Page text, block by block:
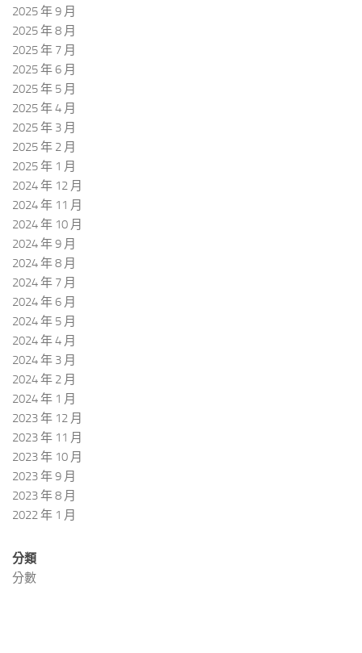
2025 年 9 月
2025 年 8 月
2025 年 7 月
2025 年 6 月
2025 年 5 月
2025 年 4 月
2025 年 3 月
2025 年 2 月
2025 年 1 月
2024 年 12 月
2024 年 11 月
2024 年 10 月
2024 年 9 月
2024 年 8 月
2024 年 7 月
2024 年 6 月
2024 年 5 月
2024 年 4 月
2024 年 3 月
2024 年 2 月
2024 年 1 月
2023 年 12 月
2023 年 11 月
2023 年 10 月
2023 年 9 月
2023 年 8 月
2022 年 1 月
分類
分數